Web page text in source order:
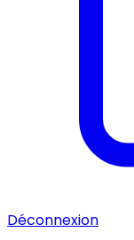
Déconnexion